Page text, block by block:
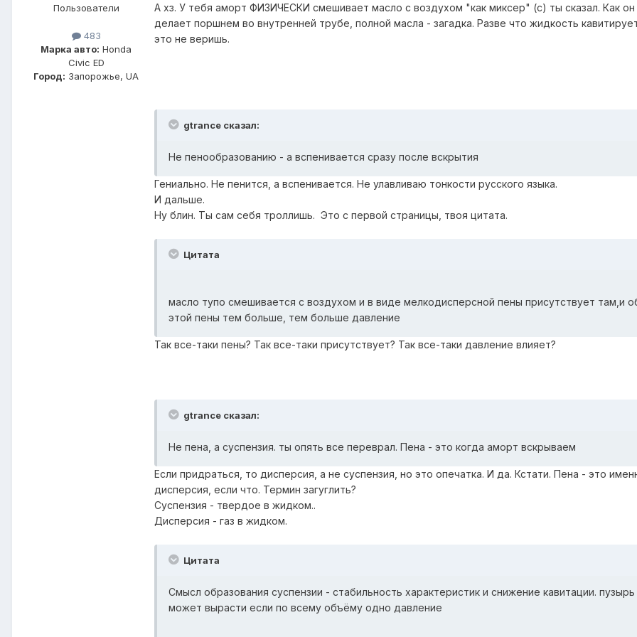
Пользователи
483
Марка авто: Honda
Civic ED
Город: Запорожье, UA
А хз. У тебя аморт ФИЗИЧЕСКИ смешивает масло с воздухом "как миксер" (с) ты сказал. Как он
делает поршнем во внутренней трубе, полной масла - загадка. Разве что жидкость
это не веришь.
gtrance сказал:
Не пенообразованию - а вспенивается сразу после вскрытия
Гениально. Не пенится, а вспенивается. Не улавливаю тонкости русского языка.
И дальше.
Ну блин. Ты сам себя троллишь. Это с первой страницы, твоя цитата.
Цитата
масло тупо смешивается с воздухом и в виде мелкодисперсной пены присутствует там,и
этой пены тем больше, тем больше давление
Так все-таки пены? Так все-таки присутствует? Так все-таки давление влияет?
gtrance сказал:
Не пена, а суспензия. ты опять все переврал. Пена - это когда аморт вскрываем
Если придраться, то дисперсия, а не суспензия, но это опечатка. И да. Кстати. Пена - это
дисперсия, если что. Термин загуглить?
Суспензия - твердое в жидком..
Дисперсия - газ в жидком.
Цитата
Смысл образования суспензии - стабильность характеристик и снижение кавитации. пузырь
может вырасти если по всему объёму одно давление